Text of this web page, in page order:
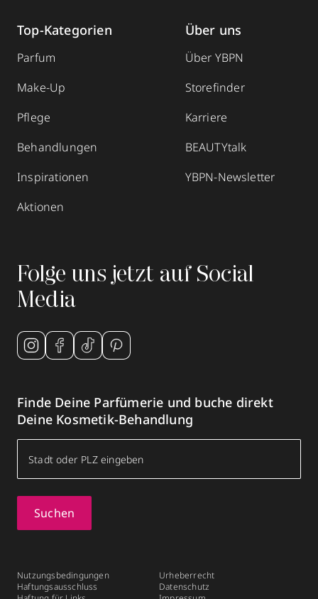
Top-Kategorien
Parfum
Make-Up
Pflege
Behandlungen
Inspirationen
Aktionen
Über uns
Über YBPN
Storefinder
Karriere
BEAUTYtalk
YBPN-Newsletter
Folge uns jetzt auf Social
Media
Finde Deine Parfümerie und buche direkt
Deine Kosmetik-Behandlung
Suchen
Nutzungsbedingungen
Haftungsausschluss
Urheberrecht
Datenschutz